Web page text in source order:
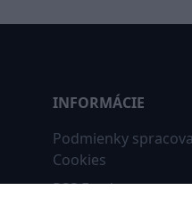
INFORMÁCIE
Podmienky
Cookies
RSS Feed